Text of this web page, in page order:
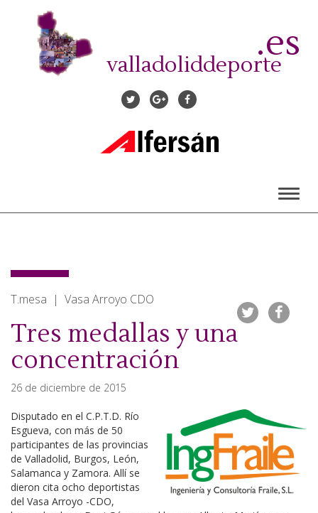
contenido
valladoliddeporte
.es
T.mesa | Vasa Arroyo CDO
Tres medallas y una
concentración
26 de diciembre de 2015
Disputado en el C.P.T.D. Río
Esgueva, con más de 50
participantes de las provincias
de Valladolid, Burgos, León,
Salamanca y Zamora. Allí se
dieron cita ocho deportistas
del Vasa Arroyo -CDO,